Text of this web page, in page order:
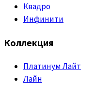
Квадро
Инфинити
Коллекция
Платинум Лайт
Лайн